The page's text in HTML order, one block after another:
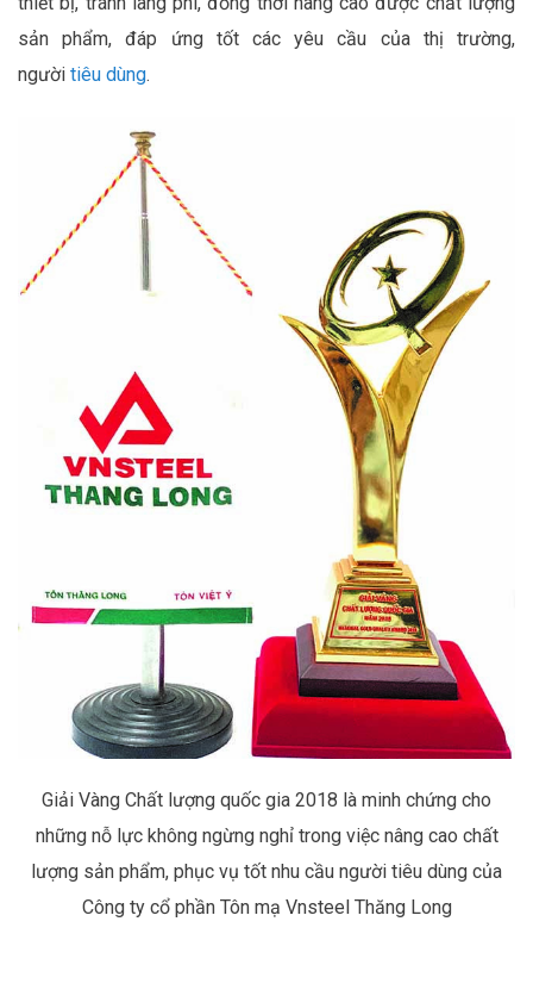
sản phẩm, đáp ứng tốt các yêu cầu của thị trường,
người tiêu dùng.
Giải Vàng Chất lượng quốc gia 2018 là minh chứng cho
những nỗ lực không ngừng nghỉ trong việc nâng cao chất
lượng sản phẩm, phục vụ tốt nhu cầu người tiêu dùng của
Công ty cổ phần Tôn mạ Vnsteel Thăng Long